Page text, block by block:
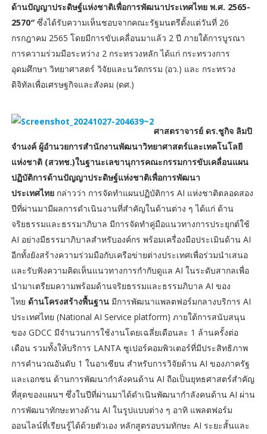
ด้านปัญญาประดิษฐ์แห่งชาติเพื่อการพัฒนาประเทศไทย พ.ศ. 2565-
2570″ซึ่งได้รับความเห็นชอบจากคณะรัฐมนตรีตั้งแต่วันที่ 26
กรกฎาคม 2565 โดยมีการขับเคลื่อนมาแล้ว 2 ปี ภายใต้การบูรณา
การความร่วมมือระหว่าง 2 กระทรวงหลัก ได้แก่ กระทรวงการ
อุดมศึกษา วิทยาศาสตร์ วิจัยและนวัตกรรม (อว.) และ กระทรวง
ดิจิทัลเพื่อเศรษฐกิจและสังคม (ดศ.)
ศาสตราจารย์ ดร.ชูกิจ ลิมปิ
จำนงค์ ผู้อำนวยการสำนักงานพัฒนาวิทยาศาสตร์และเทคโนโลยี
แห่งชาติ (สวทช.)ในฐานะเลขานุการคณะกรรมการขับเคลื่อนแผน
ปฏิบัติการด้านปัญญาประดิษฐ์แห่งชาติเพื่อการพัฒนา
ประเทศไทย กล่าวว่า การจัดทำแผนปฏิบัติการ AI แห่งชาติตลอดสอง
ปีที่ผ่านมามีผลการดำเนินงานที่สำคัญในด้านต่าง ๆ ได้แก่ ด้าน
จริยธรรมและธรรมาภิบาล มีการจัดทำคู่มือแนวทางการประยุกต์ใช้
AI อย่างมีธรรมาภิบาลสำหรับองค์กร พร้อมเครื่องมือประเมินด้าน AI
อีกทั้งยังสร้างความร่วมมือกับเครือข่ายต่างประเทศเพื่อร่วมนำเสนอ
และรับฟังความคิดเห็นแนวทางการกำกับดูแล AI ในระดับสากลเพื่อ
นำมาเตรียมความพร้อมด้านจริยธรรมและธรรมภิบาล AI ของ
ไทย ด้านโครงสร้างพื้นฐานมีการพัฒนาแพลตฟอร์มกลางบริการ AI
ประเทศไทย (National AI Service platform) ภายใต้การสนับสนุน
ของ GDCC มีจำนวนการใช้งานโดยเฉลี่ยเดือนละ 1 ล้านครั้งต่อ
เดือน รวมทั้งให้บริการ LANTA ซูเปอร์คอมพิวเตอร์ที่มีประสิทธิภาพ
การคำนวณอันดับ 1 ในอาเซียน สำหรับการวิจัยด้าน AI ของภาครัฐ
และเอกชน ด้านการพัฒนากำลังคนด้าน AI ถือเป็นยุทธศาสตร์สำคัญ
ที่สุดของแผนฯ ซึ่งในปีที่ผ่านมาได้ดำเนินพัฒนากำลังคนด้าน AI ผ่าน
การพัฒนาทักษะทางด้าน AI ในรูปแบบต่าง ๆ อาทิ แพลตฟอร์ม
ออนไลน์ที่เรียนรู้ได้ด้วยตัวเอง หลักสูตรอบรมทักษะ AI ระยะสั้นและ